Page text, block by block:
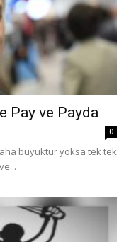
Pay ve Payda
0
büyüktür yoksa tek tek